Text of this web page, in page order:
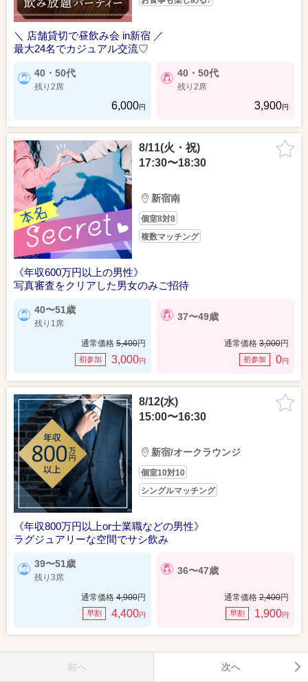
＼ 店舗貸切で昼飲み会 in新宿 ／
最大24名でカジュアル交流♡
40・50代
残り2席
6,000円
40・50代
残り2席
3,900円
8/11(火・祝)
17:30〜18:30
新宿南
個室8対8
複数マッチング
《年収600万円以上の男性》
写真審査をクリアした男女のみご招待
40〜51歳
残り1席
通常価格 5,400円
初参加 3,000円
37〜49歳
通常価格 3,000円
初参加 0円
8/12(水)
15:00〜16:30
新宿/オークラウンジ
個室10対10
シングルマッチング
《年収800万円以上or士業職などの男性》
ラグジュアリーな空間でサシ飲み
39〜51歳
残り3席
通常価格 4,900円
早割 4,400円
36〜47歳
通常価格 2,400円
早割 1,900円
前へ 次へ